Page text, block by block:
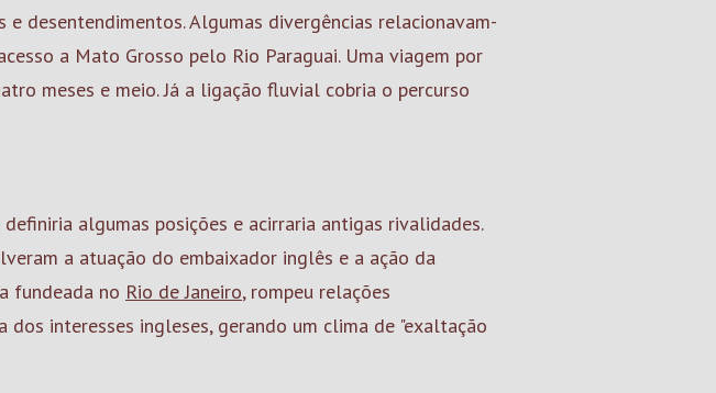
desentendimentos. Algumas divergências relacionavam-
a Mato Grosso pelo Rio Paraguai. Uma viagem por
meses e meio. Já a ligação fluvial cobria o percurso
algumas posições e acirraria antigas rivalidades.
a atuação do embaixador inglês e a ação da
fundeada no Rio de Janeiro, rompeu relações
interesses ingleses, gerando um clima de "exaltação